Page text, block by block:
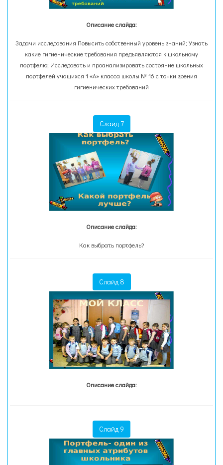
Описание слайда:
Задачи исследования Повысить собственный уровень знаний; Узнать
какие гигиенические требования предъявляются к школьному
портфелю; Исследовать и проанализировать состояние школьных
портфелей учащихся 1 «А» класса школы № 16 с точки зрения
гигиенических требований
Слайд 7
Описание слайда:
Как выбрать портфель?
Слайд 8
Описание слайда:
Слайд 9